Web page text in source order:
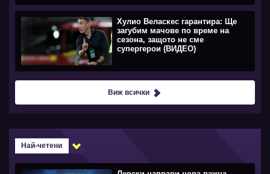
Хулио Веласкес гарантира: Ще
загубим мачове по време на
сезона, защото не сме
супергерои (ВИДЕО)
Виж всички
Най-четени